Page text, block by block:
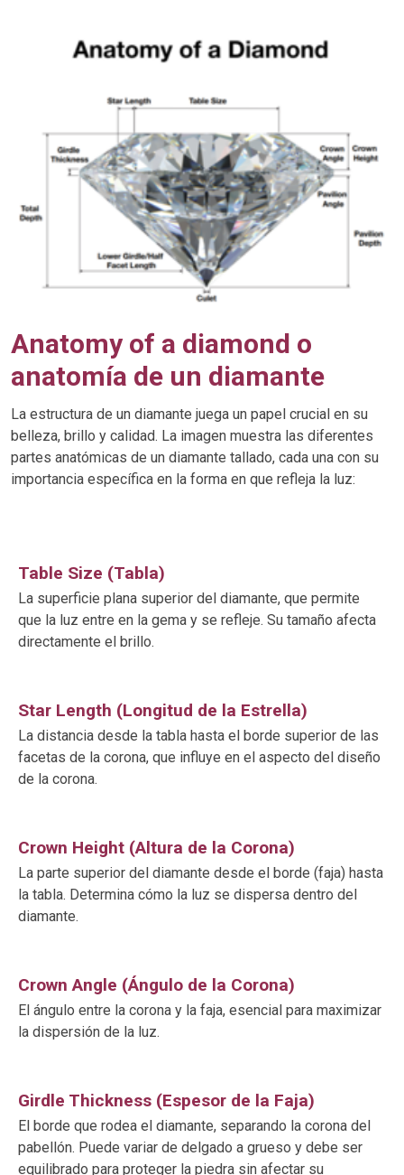
Anatomy of a diamond o
anatomía de un diamante
La estructura de un diamante juega un papel crucial en su
belleza, brillo y calidad. La imagen muestra las diferentes
partes anatómicas de un diamante tallado, cada una con su
importancia específica en la forma en que refleja la luz:
Table Size (Tabla)
La superficie plana superior del diamante, que permite
que la luz entre en la gema y se refleje. Su tamaño afecta
directamente el brillo.
Star Length (Longitud de la Estrella)
La distancia desde la tabla hasta el borde superior de las
facetas de la corona, que influye en el aspecto del diseño
de la corona.
Crown Height (Altura de la Corona)
La parte superior del diamante desde el borde (faja) hasta
la tabla. Determina cómo la luz se dispersa dentro del
diamante.
Crown Angle (Ángulo de la Corona)
El ángulo entre la corona y la faja, esencial para maximizar
la dispersión de la luz.
Girdle Thickness (Espesor de la Faja)
El borde que rodea el diamante, separando la corona del
pabellón. Puede variar de delgado a grueso y debe ser
equilibrado para proteger la piedra sin afectar su